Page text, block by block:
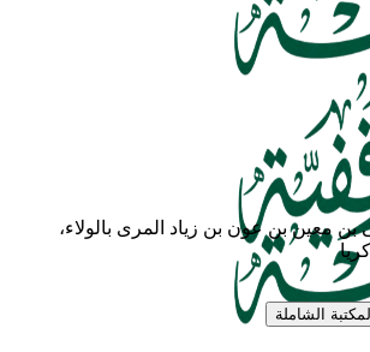
بن معين بن عون بن زياد المرى بالولاء،
المكتبة الشاملة